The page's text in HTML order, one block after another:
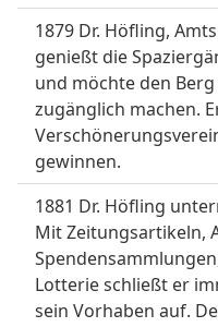
1879 Dr. Höfling,
genießt die
und möchte den
zugänglich machen.
gewinnen.
1881 Dr. Höfling
Mit Zeitungsartikeln,
Lotterie schließt er
sein Vorhaben auf.